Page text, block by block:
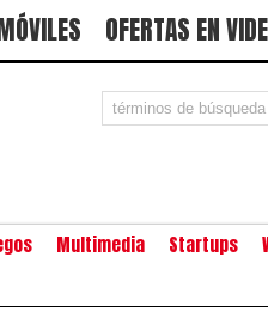
OFERTAS EN
Multimedia Startups